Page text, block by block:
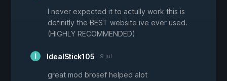
I never expected it to actully work this is
definitly the BEST website ive ever used.
(HIGHLY RECOMMENDED)
IdealStick105 9 jul
great mod brosef helped alot